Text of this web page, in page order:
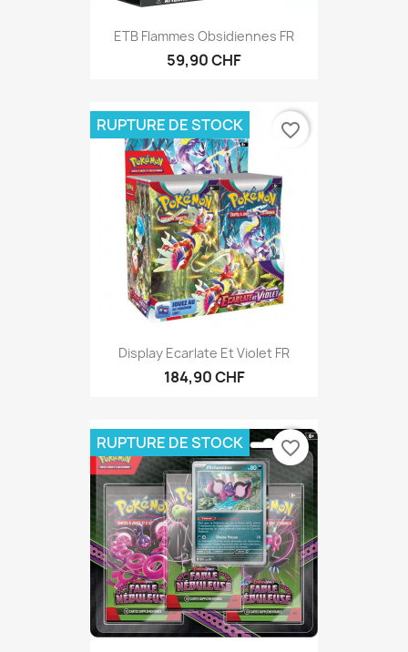
ETB Flammes Obsidiennes FR
59,90 CHF
Display Ecarlate Et Violet FR
184,90 CHF
RUPTURE DE STOCK favorite_border
RUPTURE DE STOCK favorite_border